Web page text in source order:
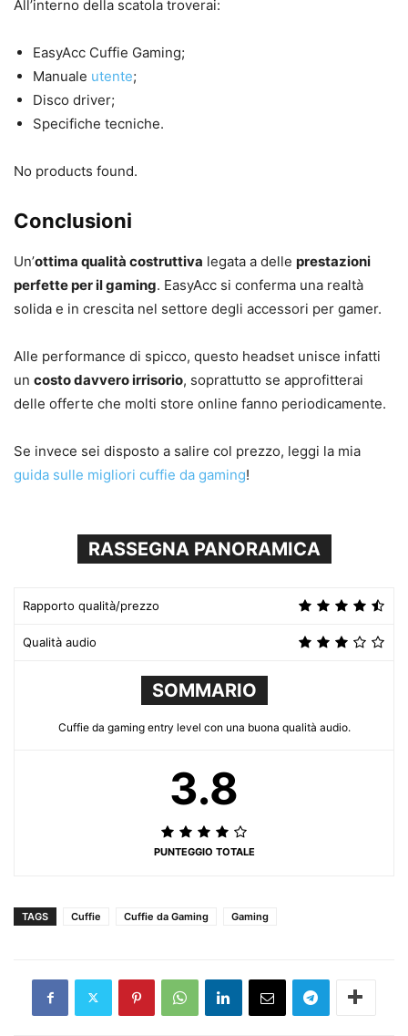
All’interno della scatola troverai:
EasyAcc Cuffie Gaming;
Manuale utente;
Disco driver;
Specifiche tecniche.
No products found.
Conclusioni
Un’ottima qualità costruttiva legata a delle prestazioni
perfette per il gaming. EasyAcc si conferma una realtà
solida e in crescita nel settore degli accessori per gamer.
Alle performance di spicco, questo headset unisce infatti
un costo davvero irrisorio, soprattutto se approfitterai
delle offerte che molti store online fanno periodicamente.
Se invece sei disposto a salire col prezzo, leggi la mia
guida sulle migliori cuffie da gaming!
RASSEGNA PANORAMICA
Rapporto qualità/prezzo
Qualità audio
SOMMARIO
Cuffie da gaming entry level con una buona qualità audio.
3.8
PUNTEGGIO TOTALE
TAGS Cuffie Cuffie da Gaming Gaming